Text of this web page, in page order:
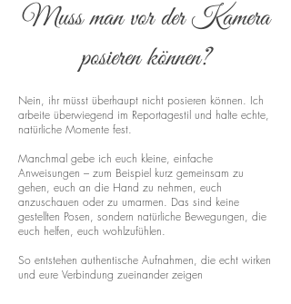
Muss man vor der Kamera
posieren können?
Nein, ihr müsst überhaupt nicht posieren können. Ich
arbeite überwiegend im Reportagestil und halte echte,
natürliche Momente fest.
Manchmal gebe ich euch kleine, einfache
Anweisungen – zum Beispiel kurz gemeinsam zu
gehen, euch an die Hand zu nehmen, euch
anzuschauen oder zu umarmen. Das sind keine
gestellten Posen, sondern natürliche Bewegungen, die
euch helfen, euch wohlzufühlen.
So entstehen authentische Aufnahmen, die echt wirken
und eure Verbindung zueinander zeigen